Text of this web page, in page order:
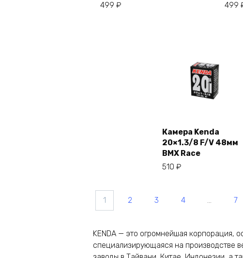
499₽
499
В корзину
Камера Kenda
20×1.3/8 F/V 48мм
BMX Race
510₽
1 2 3 4 … 7
KENDA — это огромнейшая корпорация,
специализирующаяся на производстве